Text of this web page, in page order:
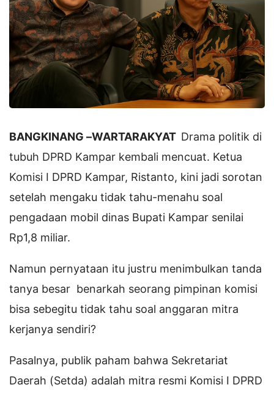
BANGKINANG –WARTARAKYAT Drama politik di
tubuh DPRD Kampar kembali mencuat. Ketua
Komisi I DPRD Kampar, Ristanto, kini jadi sorotan
setelah mengaku tidak tahu-menahu soal
pengadaan mobil dinas Bupati Kampar senilai
Rp1,8 miliar.
Namun pernyataan itu justru menimbulkan tanda
tanya besar benarkah seorang pimpinan komisi
bisa sebegitu tidak tahu soal anggaran mitra
kerjanya sendiri?
Pasalnya, publik paham bahwa Sekretariat
Daerah (Setda) adalah mitra resmi Komisi I DPRD